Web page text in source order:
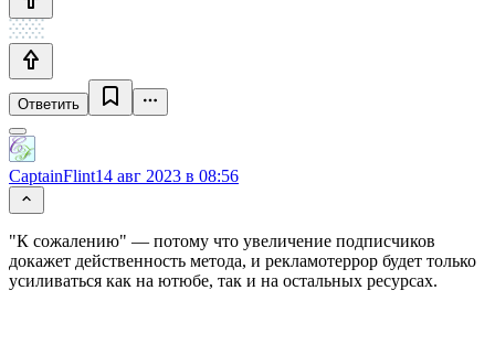
Ответить
CaptainFlint14 авг 2023 в 08:56
"К сожалению" — потому что увеличение подписчиков
докажет действенность метода, и рекламотеррор будет только
усиливаться как на ютюбе, так и на остальных ресурсах.